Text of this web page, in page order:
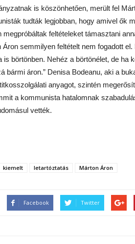
is köszönhetően, merült fel
tudták legjobban, hogy amivel ők
megpróbáltak feltételeket támasztani
Áron semmilyen feltételt nem fogadott
is börtönben. Nehéz a börtönélet, de
bármi áron.” Denisa Bodeanu, aki a
anyagot, szintén
a kommunista hatalomnak
vették.
kiemelt letartóztatás Márton Áron
Facebook Twitter